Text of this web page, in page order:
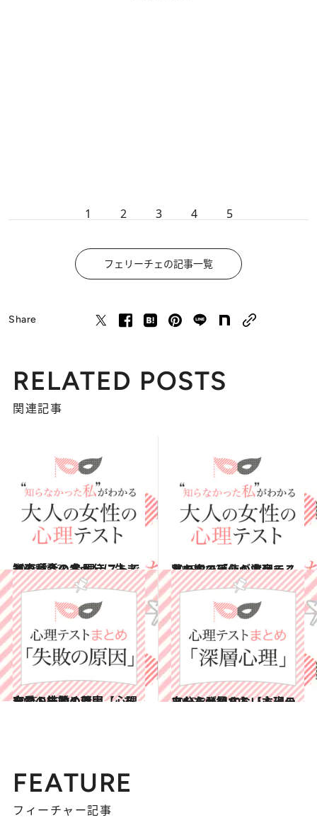
1 2 3 4 5
フェリーチェの記事一覧
Share
RELATED POSTS
関連記事
2016.8.13
どの童話の主人公に生まれ変わる？ 心理テストで知る「今の幸せ」
占い 2015.8.22
夢の中で天使が渡してくれたものは？ 心理テストで知る「心の本音」
占い
2015.12.30
恋愛・結婚・仕事……あなたの失敗の原因【心理テストまとめ7】
占い 2015.8.21
あなたが知らない本当の自分を発見する【心理テストまとめ10】
占い
FEATURE
フィーチャー記事